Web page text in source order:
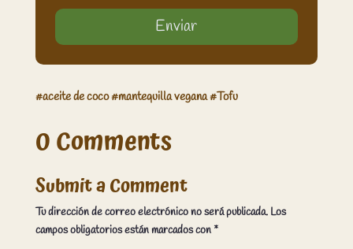
Enviar
#aceite de coco#mantequilla vegana#Tofu
0 Comments
Submit a Comment
Tu dirección de correo electrónico no será publicada. Los
campos obligatorios están marcados con *